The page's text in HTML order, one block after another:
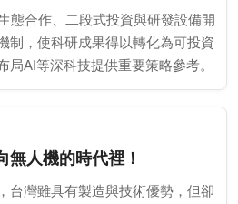
態合作、二段式投資與研發設備開
制，使科研成果得以轉化為可投資
局AI等深科技提供重要策略參考。
無人機的時代裡！
台灣雖具有製造與技術優勢，但卻